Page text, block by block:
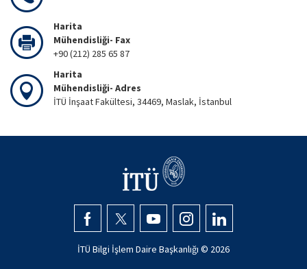
Harita
Mühendisliği- Fax
+90 (212) 285 65 87
Harita
Mühendisliği- Adres
İTÜ İnşaat Fakültesi, 34469, Maslak, İstanbul
İTÜ Bilgi İşlem Daire Başkanlığı © 2026